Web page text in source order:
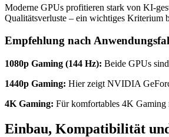
Moderne GPUs profitieren stark von KI-
Qualitätsverluste – ein wichtiges Kriterium
Empfehlung nach
1080p Gaming (144 Hz): Beide GPUs
1440p Gaming: Hier zeigt NVIDIA
4K Gaming: Für komfortables 4K
Einbau, Kompatibilität